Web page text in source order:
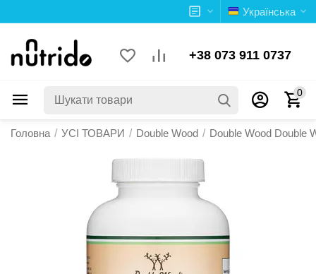
Українська
+38 073 911 0737
0
Головна / УСІ ТОВАРИ / Double Wood / Double Wood Double